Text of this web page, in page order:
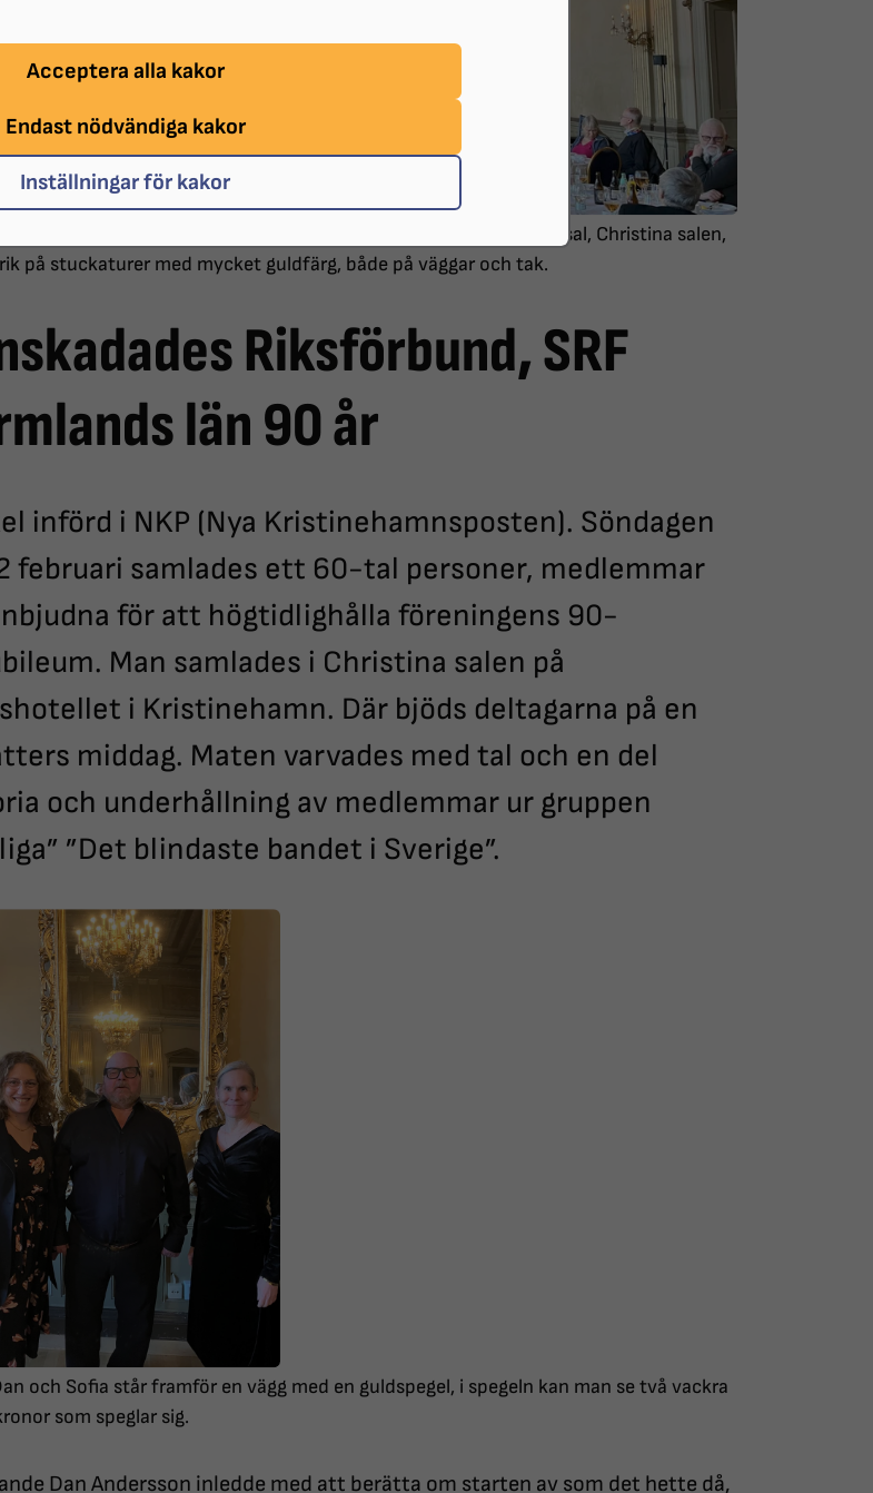
Acceptera alla kakor
Endast nödvändiga kakor
Inställningar för kakor
visar många människor som sitter vid runda bord och äter i en stor sal, Christina salen,
på stuckaturer med mycket guldfärg, både på väggar och tak.
Riksförbund, SRF
län 90 år
införd i NKP (Nya Kristinehamnsposten). Söndagen
februari samlades ett 60-tal personer, medlemmar
för att högtidlighålla föreningens 90-
Man samlades i Christina salen på
i Kristinehamn. Där bjöds deltagarna på en
middag. Maten varvades med tal och en del
och underhållning av medlemmar ur gruppen
”Det blindaste bandet i Sverige”.
och Sofia står framför en vägg med en guldspegel, i spegeln kan man se två vackra
som speglar sig.
Dan Andersson inledde med att berätta om starten av som det hette då,